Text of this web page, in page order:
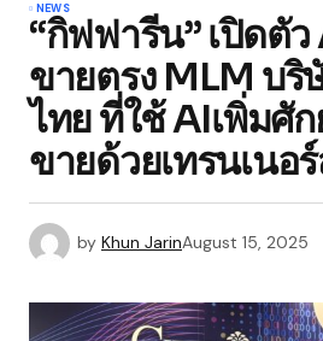
NEWS
“กิฟฟารีน” เปิดตั
ขายตรง MLM บริ
ไทย ที่ใช้ AIเพิ่มศั
ขายด้วยเทรนเนอ
by Khun JarinAugust 15, 2025